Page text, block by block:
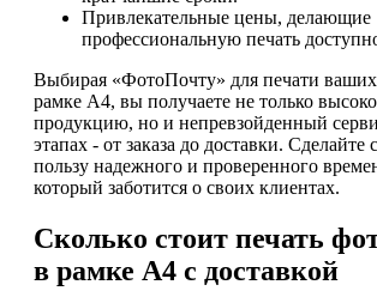
Привлекательные цены, делающие
профессиональную печать
Выбирая «ФотоПочту» для печати
рамке А4, вы получаете не только
продукцию, но и непревзойденный
этапах - от заказа до доставки. Сделайте
пользу надежного и проверенного
который заботится о своих клиентах.
Сколько стоит печать
в рамке А4 с доставкой